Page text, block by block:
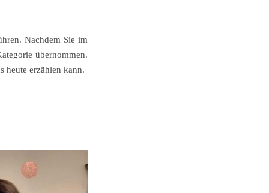
Nachdem Sie im
übernommen.
heute erzählen kann.